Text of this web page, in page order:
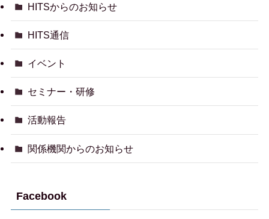
HITSからのお知らせ
HITS通信
イベント
セミナー・研修
活動報告
関係機関からのお知らせ
Facebook